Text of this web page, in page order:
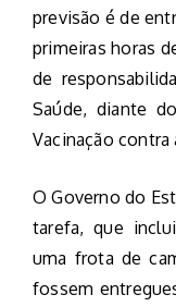
previsão é de
primeiras horas
de
Saúde, diante
Vacinação contra
O Governo do
tarefa, que
uma frota de
fossem